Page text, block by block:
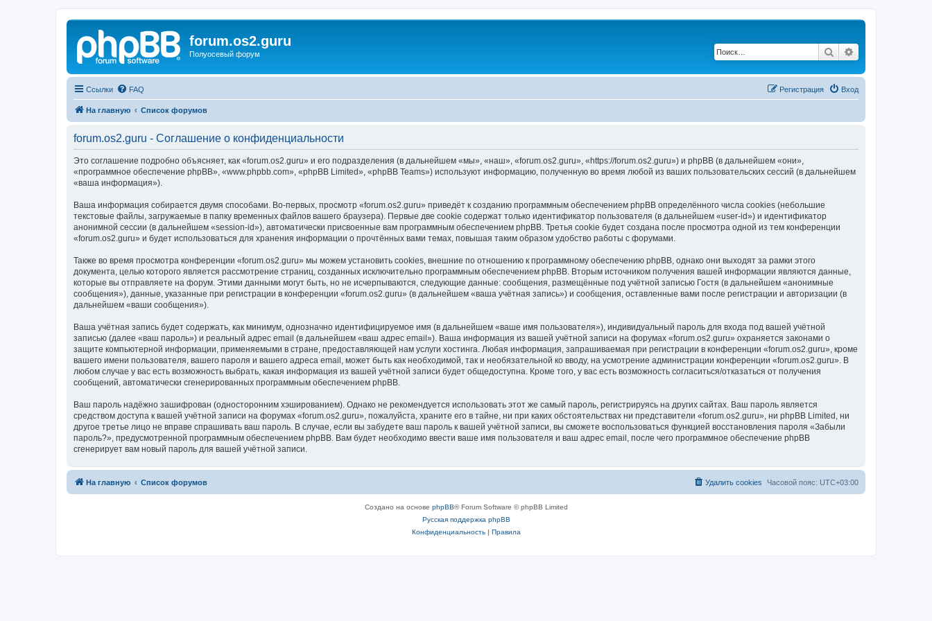
forum.os2.guru
Полуосевый форум Поиск
Ссылки FAQ Вход
Регистрация
На главную Список форумов
forum.os2.guru - Соглашение о конфиденциальности
Это соглашение подробно объясняет, как «forum.os2.guru» и его подразделения (в дальнейшем «мы», «наш», «forum.os2.guru», «https://forum.os2.guru») и phpBB (в дальнейшем «они»,
«программное обеспечение phpBB», «www.phpbb.com», «phpBB Limited», «phpBB Teams») используют информацию, полученную во время любой из ваших пользовательских сессий (в дальнейшем
«ваша информация»).
Ваша информация собирается двумя способами. Во-первых, просмотр «forum.os2.guru» приведёт к созданию программным обеспечением phpBB определённого числа cookies (небольшие
текстовые файлы, загружаемые в папку временных файлов вашего браузера). Первые две cookie содержат только идентификатор пользователя (в дальнейшем «user-id») и идентификатор
анонимной сессии (в дальнейшем «session-id»), автоматически присвоенные вам программным обеспечением phpBB. Третья cookie будет создана после просмотра одной из тем конференции
«forum.os2.guru» и будет использоваться для хранения информации о прочтённых вами темах, повышая таким образом удобство работы с форумами.
Также во время просмотра конференции «forum.os2.guru» мы можем установить cookies, внешние по отношению к программному обеспечению phpBB, однако они выходят за рамки этого
документа, целью которого является рассмотрение страниц, созданных исключительно программным обеспечением phpBB. Вторым источником получения вашей информации являются данные,
которые вы отправляете на форум. Этими данными могут быть, но не исчерпываются, следующие данные: сообщения, размещённые под учётной записью Гостя (в дальнейшем «анонимные
сообщения»), данные, указанные при регистрации в конференции «forum.os2.guru» (в дальнейшем «ваша учётная запись») и сообщения, оставленные вами после регистрации и авторизации (в
дальнейшем «ваши сообщения»).
Ваша учётная запись будет содержать, как минимум, однозначно идентифицируемое имя (в дальнейшем «ваше имя пользователя»), индивидуальный пароль для входа под вашей учётной
записью (далее «ваш пароль») и реальный адрес email (в дальнейшем «ваш адрес email»). Ваша информация из вашей учётной записи на форумах «forum.os2.guru» охраняется законами о
защите компьютерной информации, применяемыми в стране, предоставляющей нам услуги хостинга. Любая информация, запрашиваемая при регистрации в конференции «forum.os2.guru», кроме
вашего имени пользователя, вашего пароля и вашего адреса email, может быть как необходимой, так и необязательной ко вводу, на усмотрение администрации конференции «forum.os2.guru». В
любом случае у вас есть возможность выбрать, какая информация из вашей учётной записи будет общедоступна. Кроме того, у вас есть возможность согласиться/отказаться от получения
сообщений, автоматически сгенерированных программным обеспечением phpBB.
Ваш пароль надёжно зашифрован (односторонним хэшированием). Однако не рекомендуется использовать этот же самый пароль, регистрируясь на других сайтах. Ваш пароль является
средством доступа к вашей учётной записи на форумах «forum.os2.guru», пожалуйста, храните его в тайне, ни при каких обстоятельствах ни представители «forum.os2.guru», ни phpBB Limited, ни
другое третье лицо не вправе спрашивать ваш пароль. В случае, если вы забудете ваш пароль к вашей учётной записи, вы сможете воспользоваться функцией восстановления пароля «Забыли
пароль?», предусмотренной программным обеспечением phpBB. Вам будет необходимо ввести ваше имя пользователя и ваш адрес email, после чего программное обеспечение phpBB
сгенерирует вам новый пароль для вашей учётной записи.
На главную Список форумов Часовой пояс: UTC+03:00
Удалить cookies
Создано на основе phpBB® Forum Software © phpBB Limited
Русская поддержка phpBB
Конфиденциальность| Правила